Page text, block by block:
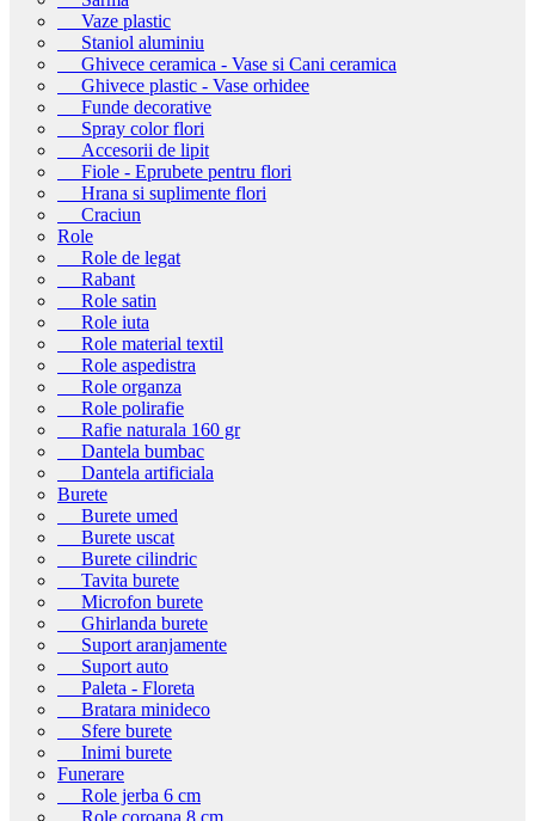
Vaze plastic
Staniol aluminiu
Ghivece ceramica - Vase si Cani ceramica
Ghivece plastic - Vase orhidee
Funde decorative
Spray color flori
Accesorii de lipit
Fiole - Eprubete pentru flori
Hrana si suplimente flori
Craciun
Role
Role de legat
Rabant
Role satin
Role iuta
Role material textil
Role aspedistra
Role organza
Role polirafie
Rafie naturala 160 gr
Dantela bumbac
Dantela artificiala
Burete
Burete umed
Burete uscat
Burete cilindric
Tavita burete
Microfon burete
Ghirlanda burete
Suport aranjamente
Suport auto
Paleta - Floreta
Bratara minideco
Sfere burete
Inimi burete
Funerare
Role jerba 6 cm
Role coroana 8 cm